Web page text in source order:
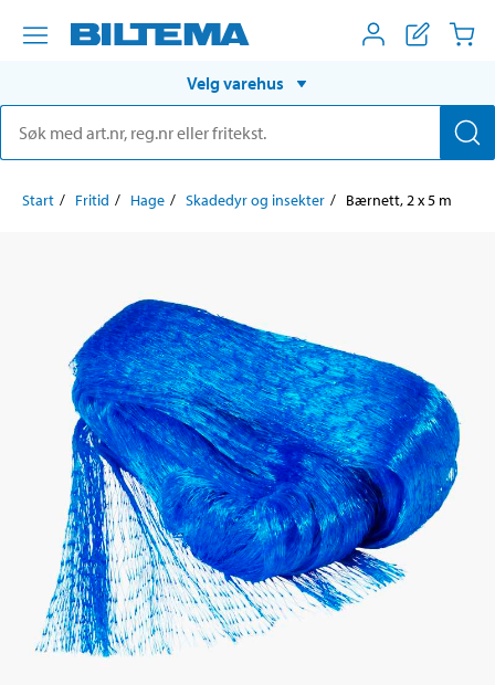
Velg varehus
Start Fritid Hage Skadedyr og insekter Bærnett, 2 x 5 m